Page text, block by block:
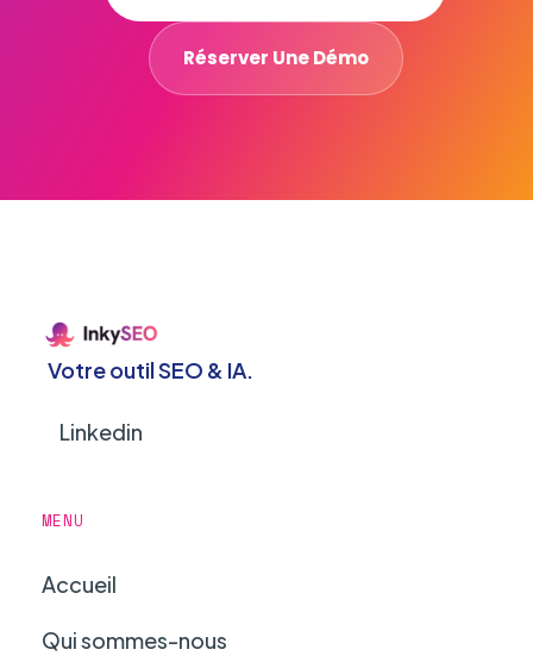
Réserver Une Démo
Votre outil SEO & IA.
Linkedin
MENU
Accueil
Qui sommes-nous